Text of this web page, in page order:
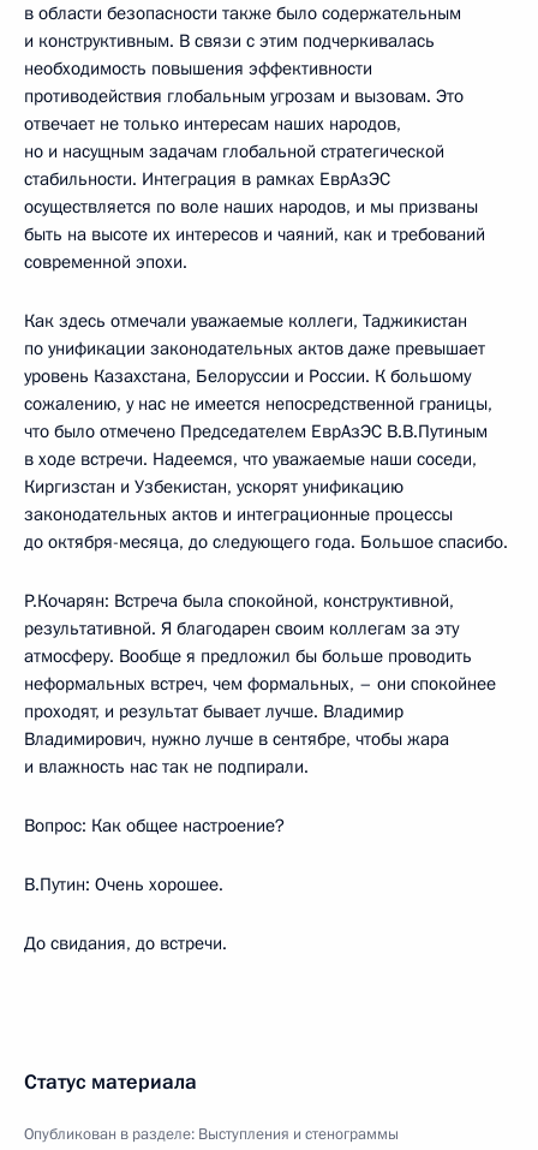
в области безопасности также было содержательным
и конструктивным. В связи с этим подчеркивалась
необходимость повышения эффективности
противодействия глобальным угрозам и вызовам. Это
отвечает не только интересам наших народов,
но и насущным задачам глобальной стратегической
стабильности. Интеграция в рамках ЕврАзЭС
осуществляется по воле наших народов, и мы призваны
быть на высоте их интересов и чаяний, как и требований
современной эпохи.
Как здесь отмечали уважаемые коллеги, Таджикистан
по унификации законодательных актов даже превышает
уровень Казахстана, Белоруссии и России. К большому
сожалению, у нас не имеется непосредственной границы,
что было отмечено Председателем ЕврАзЭС В.В.Путиным
в ходе встречи. Надеемся, что уважаемые наши соседи,
Киргизстан и Узбекистан, ускорят унификацию
законодательных актов и интеграционные процессы
до октября-месяца, до следующего года. Большое спасибо.
Р.Кочарян: Встреча была спокойной, конструктивной,
результативной. Я благодарен своим коллегам за эту
атмосферу. Вообще я предложил бы больше проводить
неформальных встреч, чем формальных, – они спокойнее
проходят, и результат бывает лучше. Владимир
Владимирович, нужно лучше в сентябре, чтобы жара
и влажность нас так не подпирали.
Вопрос: Как общее настроение?
В.Путин: Очень хорошее.
До свидания, до встречи.
Статус материала
Опубликован в разделе: Выступления и стенограммы